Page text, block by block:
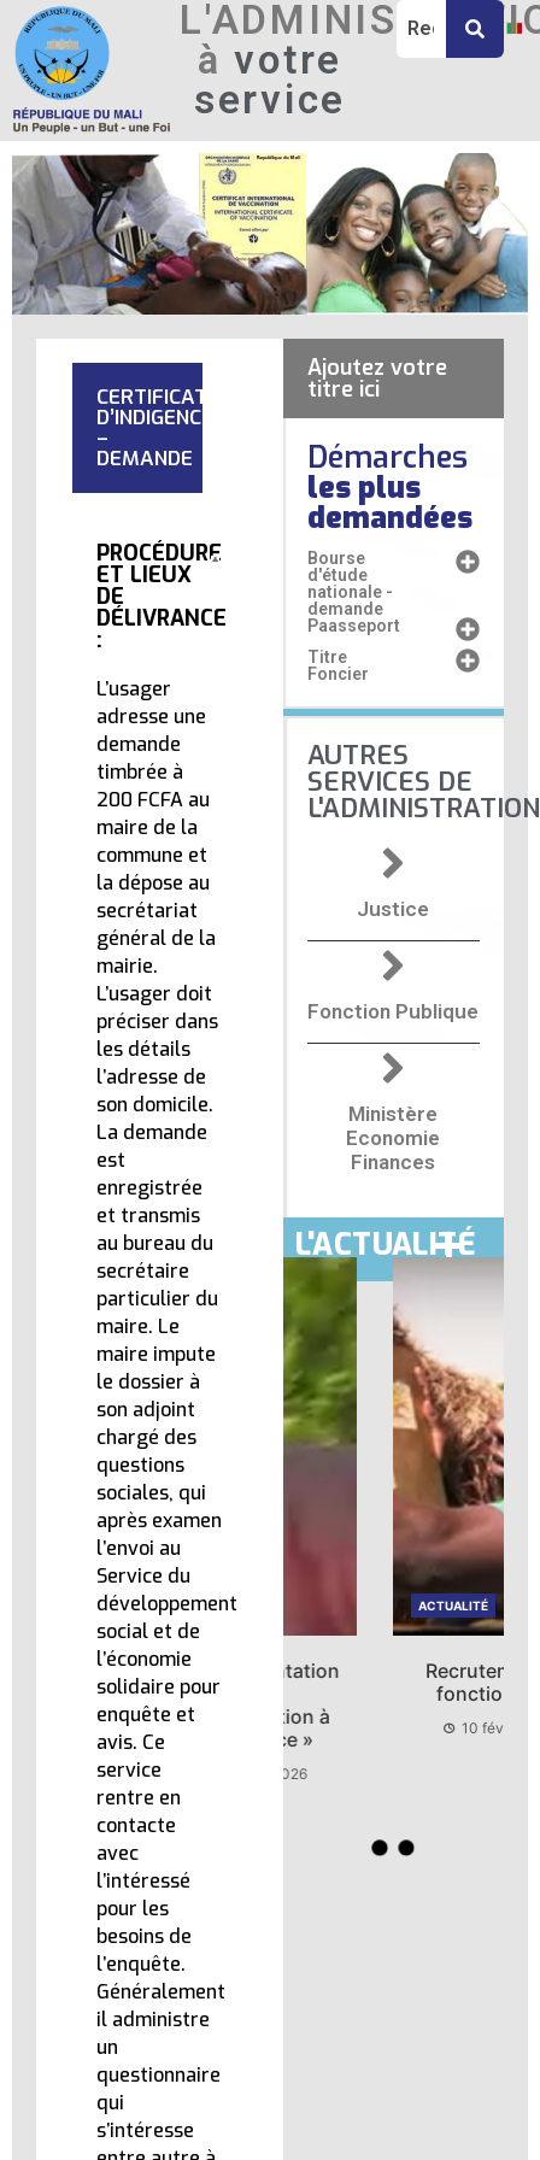
àvotre
service
CERTIFICAT
D’INDIGENCE
–
DEMANDE
PROCÉDURE
ET LIEUX
DE
DÉLIVRANCE
:
L’usager
adresse une
demande
timbrée à
200 FCFA au
maire de la
commune et
la dépose au
secrétariat
général de la
mairie.
L’usager doit
préciser dans
les détails
l’adresse de
son domicile.
La demande
est
enregistrée
et transmis
au bureau du
secrétaire
particulier du
maire. Le
maire impute
le dossier à
son adjoint
chargé des
questions
sociales, qui
après examen
l’envoi au
Service du
développement
social et de
l’économie
solidaire pour
enquête et
avis. Ce
service
rentre en
contacte
avec
l’intéressé
pour les
besoins de
l’enquête.
Généralement
il administre
un
questionnaire
qui
s’intéresse
Ajoutez votre
titre ici
Démarches
les plus
demandées
Bourse
d'étude
nationale -
demande
Paasseport
Titre
Foncier
AUTRES
SERVICES DE
L'ADMINISTRATION
Justice
Fonction Publique
Ministère
Economie
Finances
L'ACTUALITÉ
ACTUALITÉ
Clip de présentation
du site
« l’admnistration à
votre service »
10 février 2026
Recrutement des
fonctionnaires
10 février 2026